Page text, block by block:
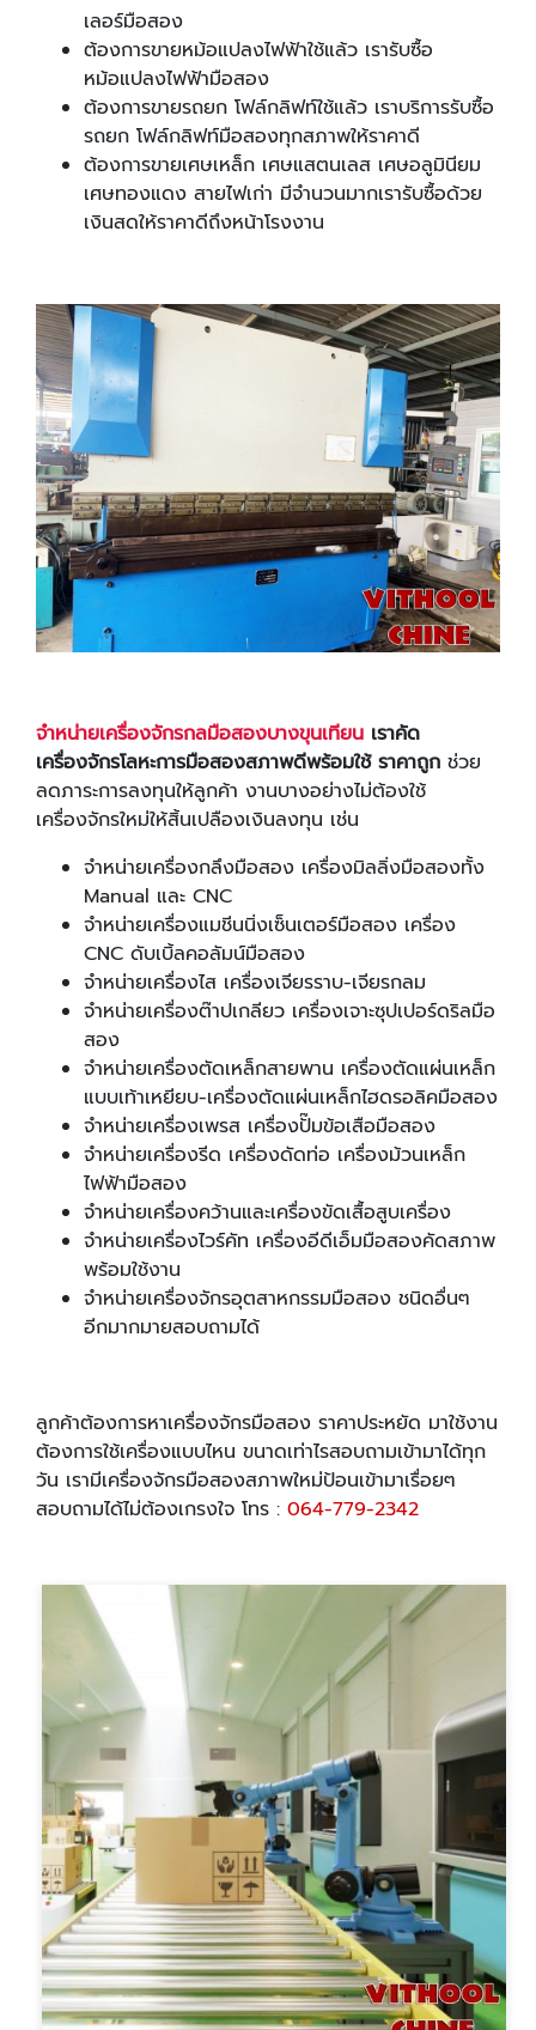
เลอร์มือสอง
ต้องการขายหม้อแปลงไฟฟ้าใช้แล้ว เรารับซื้อ
หม้อแปลงไฟฟ้ามือสอง
ต้องการขายรถยก โฟล์กลิฟท์ใช้แล้ว เราบริการรับซื้อ
รถยก โฟล์กลิฟท์มือสองทุกสภาพให้ราคาดี
ต้องการขายเศษเหล็ก เศษแสตนเลส เศษอลูมินียม
เศษทองแดง สายไฟเก่า มีจำนวนมากเรารับซื้อด้วย
เงินสดให้ราคาดีถึงหน้าโรงงาน
จำหน่ายเครื่องจักรกลมือสองบางขุนเทียน เราคัด
เครื่องจักรโลหะการมือสองสภาพดีพร้อมใช้ ราคาถูก ช่วย
ลดภาระการลงทุนให้ลูกค้า งานบางอย่างไม่ต้องใช้
เครื่องจักรใหม่ให้สิ้นเปลืองเงินลงทุน เช่น
จำหน่ายเครื่องกลึงมือสอง เครื่องมิลลิ่งมือสองทั้ง
Manual และ CNC
จำหน่ายเครื่องแมชีนนิ่งเซ็นเตอร์มือสอง เครื่อง
CNC ดับเบิ้ลคอลัมน์มือสอง
จำหน่ายเครื่องไส เครื่องเจียรราบ-เจียรกลม
จำหน่ายเครื่องต๊าปเกลียว เครื่องเจาะซุปเปอร์ดริลมือ
สอง
จำหน่ายเครื่องตัดเหล็กสายพาน เครื่องตัดแผ่นเหล็ก
แบบเท้าเหยียบ-เครื่องตัดแผ่นเหล็กไฮดรอลิคมือสอง
จำหน่ายเครื่องเพรส เครื่องปั๊มข้อเสือมือสอง
จำหน่ายเครื่องรีด เครื่องดัดท่อ เครื่องม้วนเหล็ก
ไฟฟ้ามือสอง
จำหน่ายเครื่องคว้านและเครื่องขัดเสื้อสูบเครื่อง
จำหน่ายเครื่องไวร์คัท เครื่องอีดีเอ็มมือสองคัดสภาพ
พร้อมใช้งาน
จำหน่ายเครื่องจักรอุตสาหกรรมมือสอง ชนิดอื่นๆ
อีกมากมายสอบถามได้
ลูกค้าต้องการหาเครื่องจักรมือสอง ราคาประหยัด มาใช้งาน
ต้องการใช้เครื่องแบบไหน ขนาดเท่าไรสอบถามเข้ามาได้ทุก
วัน เรามีเครื่องจักรมือสองสภาพใหม่ป้อนเข้ามาเรื่อยๆ
สอบถามได้ไม่ต้องเกรงใจ โทร : 064-779-2342